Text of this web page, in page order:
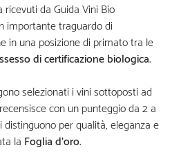
da Guida Vini Bio
importante traguardo di
in una posizione di primato tra le
di certificazione biologica.
selezionati i vini sottoposti ad
con un punteggio da 2 a
distinguono per qualità, eleganza e
la Foglia d’oro.